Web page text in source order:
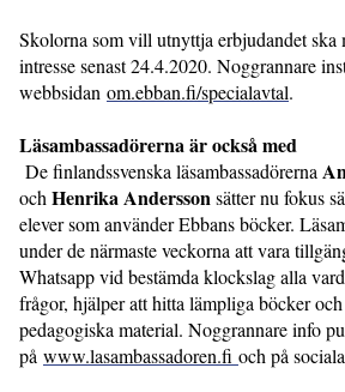
Skolorna som vill utnyttja erbjudandet ska
intresse senast 24.4.2020. Noggrannare
webbsidan om.ebban.fi/specialavtal.
Läsambassadörerna är också med
De finlandssvenska läsambassadörerna
och Henrika Anderssonsätter nu fokus
elever som använder Ebbans böcker.
under de närmaste veckorna att vara
Whatsapp vid bestämda klockslag alla
frågor, hjälper att hitta lämpliga böcker
pedagogiska material. Noggrannare info
på www.lasambassadoren.fi och på